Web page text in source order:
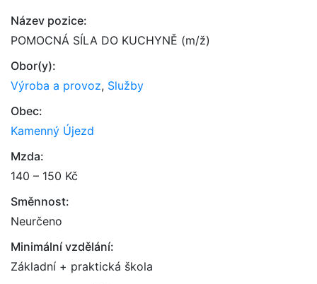
Název pozice:
POMOCNÁ SÍLA DO KUCHYNĚ (m/ž)
Obor(y):
Výroba a provoz, Služby
Obec:
Kamenný Újezd
Mzda:
140 – 150 Kč
Směnnost:
Neurčeno
Minimální vzdělání:
Základní + praktická škola